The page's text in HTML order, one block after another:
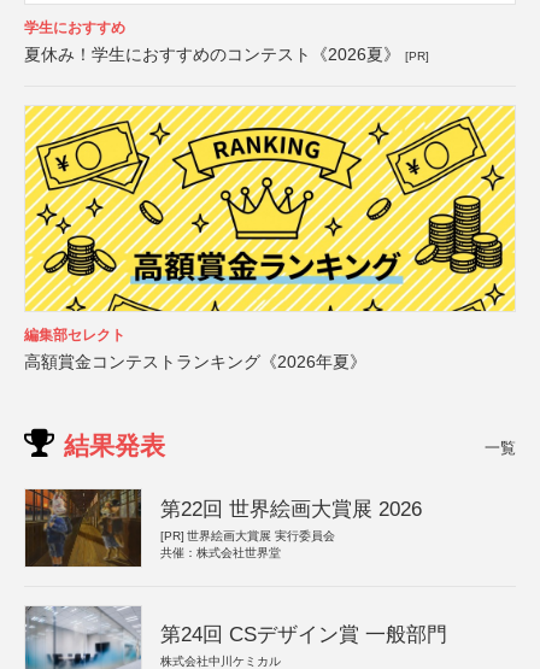
学生におすすめ
夏休み！学生におすすめのコンテスト《2026夏》 [PR]
編集部セレクト
高額賞金コンテストランキング《2026年夏》
結果発表 一覧
第22回 世界絵画大賞展 2026
[PR] 世界絵画大賞展 実行委員会
共催：株式会社世界堂
第24回 CSデザイン賞 一般部門
株式会社中川ケミカル